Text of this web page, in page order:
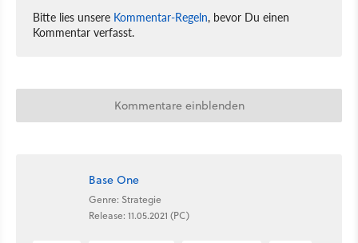
Bitte lies unsere Kommentar-Regeln, bevor Du einen
Kommentar verfasst.
Kommentare einblenden
Base One
Genre: Strategie
Release: 11.05.2021 (PC)